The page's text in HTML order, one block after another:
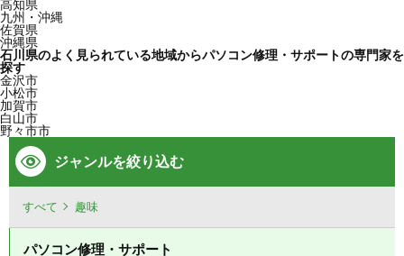
高知県
九州・沖縄
佐賀県
沖縄県
石川県のよく見られている地域からパソコン修理・サポートの専門家を
探す
金沢市
小松市
加賀市
白山市
野々市市
ジャンルを絞り込む
すべて 趣味
パソコン修理・サポート